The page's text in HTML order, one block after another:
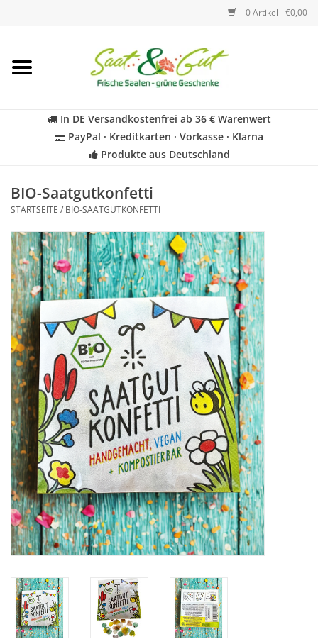
0 Artikel - €0,00
Startseite
Kräuter
Für Kinder
Geschenkideen
Katalog
In DE Versandkostenfrei ab 36 € Warenwert
PayPal · Kreditkarten · Vorkasse · Klarna
Produkte aus Deutschland
BIO-Saatgutkonfetti
STARTSEITE / BIO-SAATGUTKONFETTI